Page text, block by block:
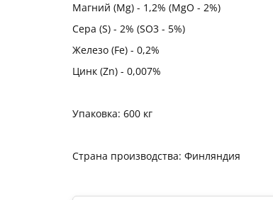
Магний (Mg) - 1,2% (MgO - 2%)
Сера (S) - 2% (SO3 - 5%)
Железо (Fe) - 0,2%
Цинк (Zn) - 0,007%
Упаковка: 600 кг
Страна производства: Финляндия